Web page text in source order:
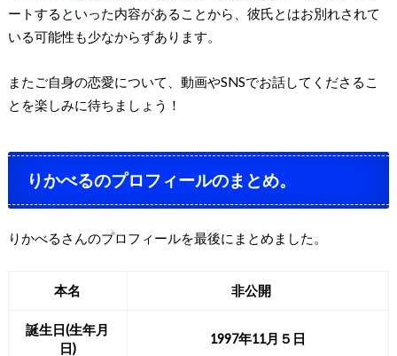
ートするといった内容があることから、彼氏とはお別れされて
いる可能性も少なからずあります。
またご自身の恋愛について、動画やSNSでお話してくださるこ
とを楽しみに待ちましょう！
りかべるのプロフィールのまとめ。
りかべるさんのプロフィールを最後にまとめました。
本名 非公開
誕生日(生年月
日)
1997年11月５日